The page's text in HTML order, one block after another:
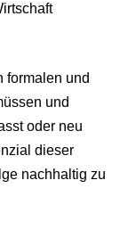
formalen und
und
oder neu
dieser
nachhaltig zu